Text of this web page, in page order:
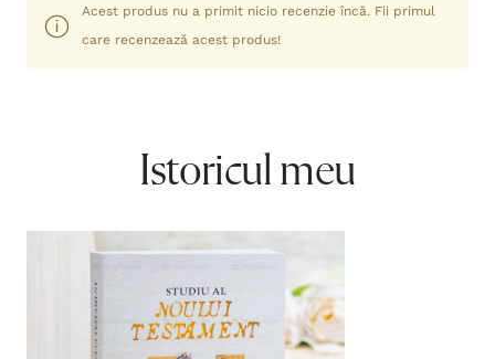
Acest produs nu a primit nicio recenzie încă. Fii primul
care recenzează acest produs!
Istoricul meu